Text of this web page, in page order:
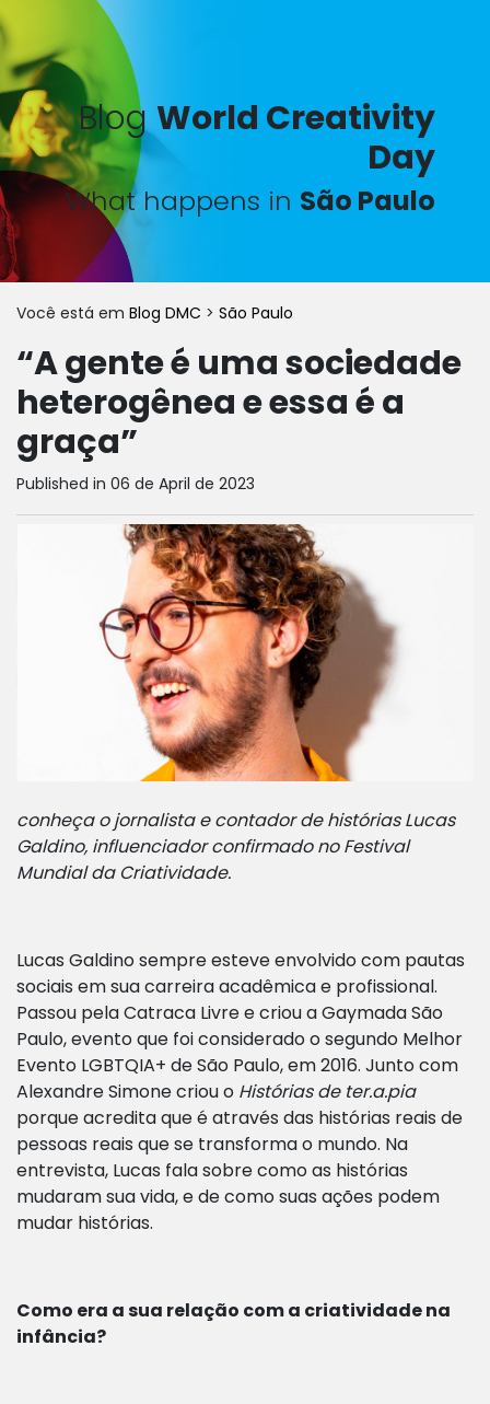
Blog World Creativity
Day
What happens in São Paulo
Você está em Blog DMC > São Paulo
“A gente é uma sociedade
heterogênea e essa é a
graça”
Published in 06 de April de 2023
conheça o jornalista e contador de histórias Lucas
Galdino, influenciador confirmado no Festival
Mundial da Criatividade.
Lucas Galdino sempre esteve envolvido com pautas
sociais em sua carreira acadêmica e profissional.
Passou pela Catraca Livre e criou a Gaymada São
Paulo, evento que foi considerado o segundo Melhor
Evento LGBTQIA+ de São Paulo, em 2016. Junto com
Alexandre Simone criou o Histórias de ter.a.pia
porque acredita que é através das histórias reais de
pessoas reais que se transforma o mundo. Na
entrevista, Lucas fala sobre como as histórias
mudaram sua vida, e de como suas ações podem
mudar histórias.
Como era a sua relação com a criatividade na
infância?